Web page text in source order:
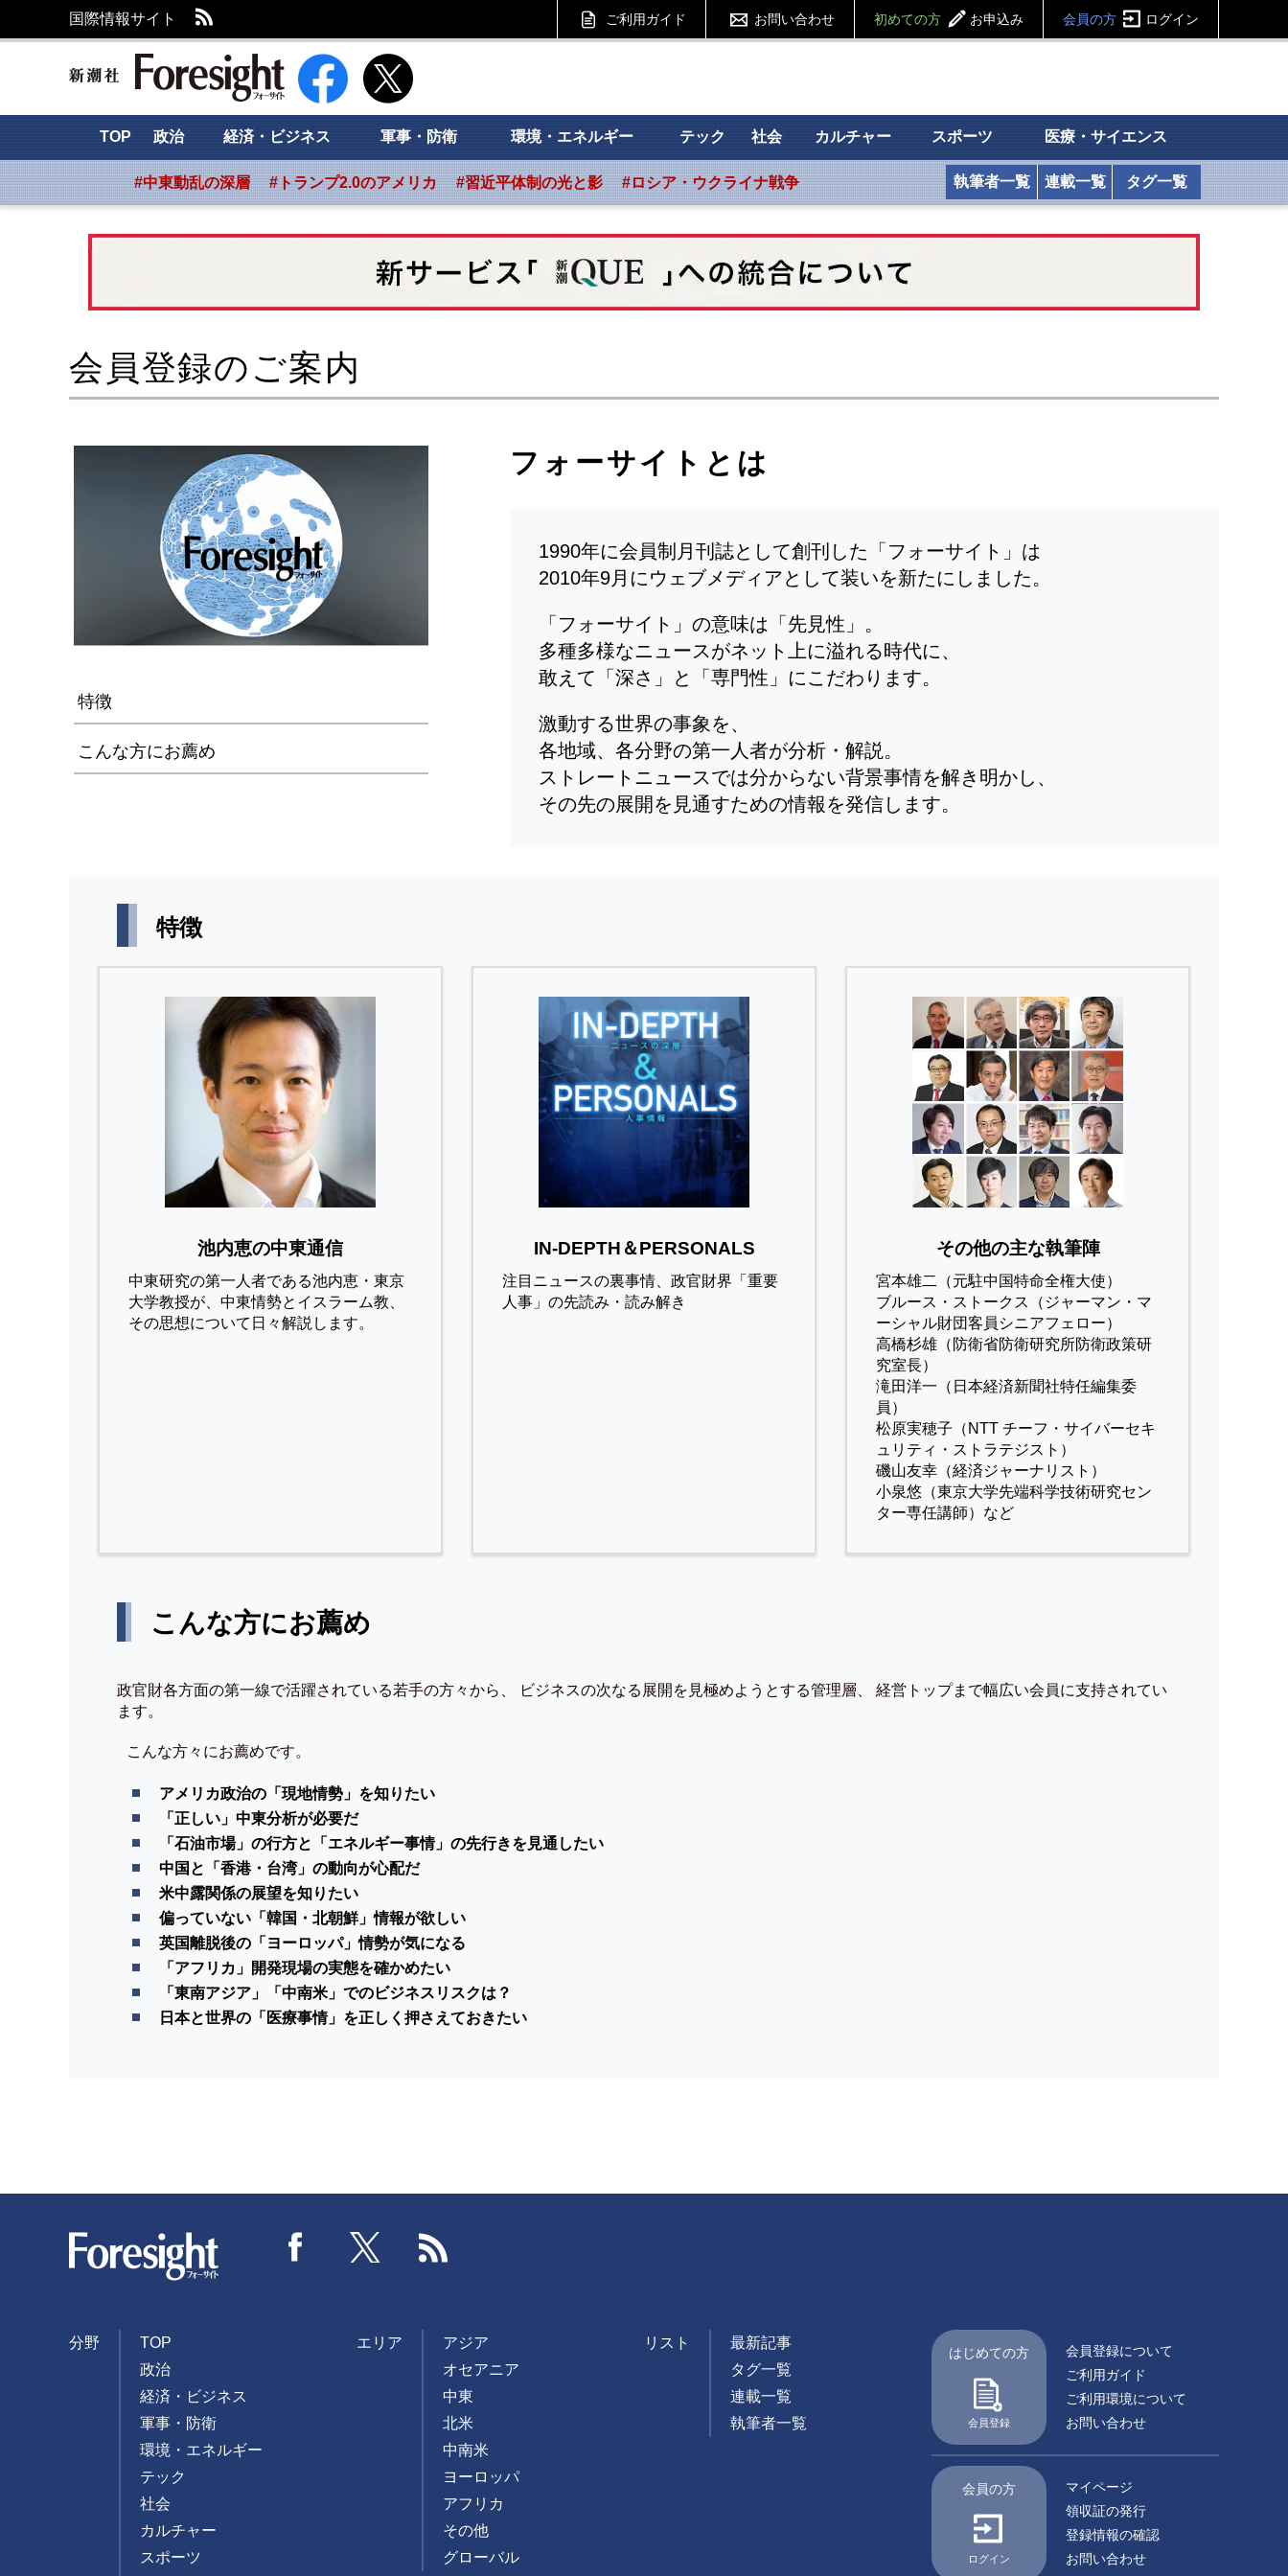
国際情報サイト ご利用ガイド お問い合わせ 初めての方 お申込み 会員の方 ログイン
新潮社 Foresight フォーサイト
TOP 政治 経済・ビジネス 軍事・防衛 環境・エネルギー テック 社会 カルチャー スポーツ 医療・サイエンス
#中東動乱の深層 #トランプ2.0のアメリカ #習近平体制の光と影 #ロシア・ウクライナ戦争 執筆者一覧 連載一覧 タグ一覧
会員登録のご案内
特徴
こんな方にお薦め
フォーサイトとは
1990年に会員制月刊誌として創刊した「フォーサイト」は
2010年9月にウェブメディアとして装いを新たにしました。
「フォーサイト」の意味は「先見性」。
多種多様なニュースがネット上に溢れる時代に、
敢えて「深さ」と「専門性」にこだわります。
激動する世界の事象を、
各地域、各分野の第一人者が分析・解説。
ストレートニュースでは分からない背景事情を解き明かし、
その先の展開を見通すための情報を発信します。
特徴
池内恵の中東通信
中東研究の第⼀⼈者である池内恵・東京
⼤学教授が、中東情勢とイスラーム教、
その思想について⽇々解説します。
IN-DEPTH＆PERSONALS
注目ニュースの裏事情、政官財界「重要
人事」の先読み・読み解き
その他の主な執筆陣
宮本雄二（元駐中国特命全権大使）
ブルース・ストークス（ジャーマン・マ
ーシャル財団客員シニアフェロー）
高橋杉雄（防衛省防衛研究所防衛政策研
究室長）
滝田洋一（日本経済新聞社特任編集委
員）
松原実穂子（NTT チーフ・サイバーセキ
ュリティ・ストラテジスト）
磯山友幸（経済ジャーナリスト）
小泉悠（東京大学先端科学技術研究セン
ター専任講師）など
こんな方にお薦め
政官財各方面の第一線で活躍されている若手の方々から、 ビジネスの次なる展開を見極めようとする管理層、 経営トップまで幅広い会員に支持されてい
ます。
こんな方々にお薦めです。
アメリカ政治の「現地情勢」を知りたい
「正しい」中東分析が必要だ
「石油市場」の行方と「エネルギー事情」の先行きを見通したい
中国と「香港・台湾」の動向が心配だ
米中露関係の展望を知りたい
偏っていない「韓国・北朝鮮」情報が欲しい
英国離脱後の「ヨーロッパ」情勢が気になる
「アフリカ」開発現場の実態を確かめたい
「東南アジア」「中南米」でのビジネスリスクは？
日本と世界の「医療事情」を正しく押さえておきたい
Facebook Twitter
分野
TOP
政治
経済・ビジネス
軍事・防衛
環境・エネルギー
テック
社会
カルチャー
スポーツ
エリア
アジア
オセアニア
中東
北米
中南米
ヨーロッパ
アフリカ
その他
グローバル
リスト
最新記事
タグ一覧
連載一覧
執筆者一覧
はじめての方
会員登録
会員登録について
ご利用ガイド
ご利用環境について
お問い合わせ
会員の方
ログイン
マイページ
領収証の発行
登録情報の確認
お問い合わせ